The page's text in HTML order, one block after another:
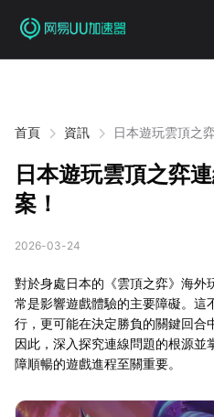
首頁 資訊 日本遊玩雲頂之
日本遊玩雲頂之弈
案！
2026-03-24
對於身處日本的《雲頂之弈》海外
常是影響遊戲體驗的主要障礙。這
行，更可能在決定勝負的關鍵回合
因此，深入探究連線問題的根源並
障順暢的遊戲進程至關重要。